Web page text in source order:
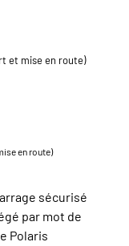
et mise en route)
en route)
sécurisé
par mot de
Polaris